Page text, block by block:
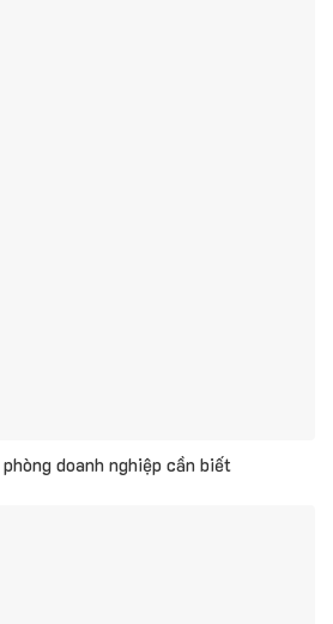
doanh nghiệp cần biết